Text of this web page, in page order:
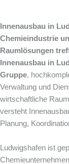
Innenausbau in
Chemieindustrie
Raumlösungen
Innenausbau in
Gruppe,
Verwaltung und
wirtschaftliche
versteht
Planung,
Ludwigshafen ist